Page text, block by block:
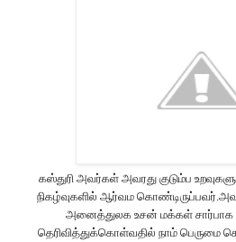
கஸ்துரி அவர்கள் அவரது குடும்ப
நிகழ்வுகளில் ஆர்வம கொண்டிருப்பவர்.அவர்
அனைத்துலக உசன் மக்கள் சார்பாக
தெரிவித்துக்கொள்வதில் நாம் பெருமை